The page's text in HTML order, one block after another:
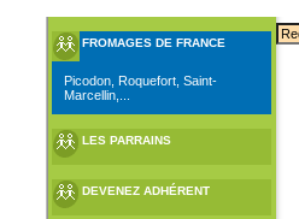
FROMAGES DE FRANCE
Picodon, Roquefort, Saint-
Marcellin,...
LES PARRAINS
DEVENEZ ADHÉRENT